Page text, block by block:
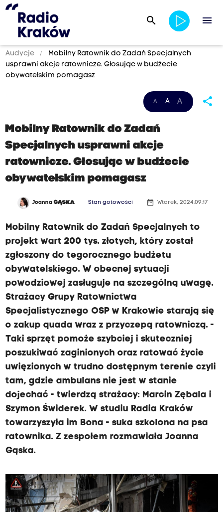
search menu
Audycje
Mobilny Ratownik do Zadań Specjalnych
usprawni akcje ratownicze. Głosując w budżecie
obywatelskim pomagasz
A A A share
Mobilny Ratownik do Zadań
Specjalnych usprawni akcje
ratownicze. Głosując w budżecie
obywatelskim pomagasz
JoannaGĄSKA Stan gotowości date_range Wtorek, 2024.09.17
Mobilny Ratownik do Zadań Specjalnych to
projekt wart 200 tys. złotych, który został
zgłoszony do tegorocznego budżetu
obywatelskiego. W obecnej sytuacji
powodziowej zasługuje na szczególną uwagę.
Strażacy Grupy Ratownictwa
Specjalistycznego OSP w Krakowie starają się
o zakup quada wraz z przyczepą ratowniczą. -
Taki sprzęt pomoże szybciej i skuteczniej
poszukiwać zaginionych oraz ratować życie
uwięzionych w trudno dostępnym terenie czyli
tam, gdzie ambulans nie jest w stanie
dojechać - twierdzą strażacy: Marcin Zębala i
Szymon Świderek. W studiu Radia Kraków
towarzyszyła im Bona - suka szkolona na psa
ratownika. Z zespołem rozmawiała Joanna
Gąska.